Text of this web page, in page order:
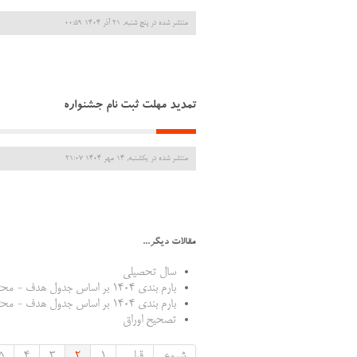
منتشر شده در پنج شنبه, 21 آذر 1404 00:59
تمدید مهلت ثبت نام جشنواره
منتشر شده در یکشنبه, 14 مهر 1404 21:07
مقالات دیگر...
سال تحصیلی
بارم بندی 1404 بر اساس جدول هدف - محتوا
بارم بندی 1404 بر اساس جدول هدف - محتوا
تصحیح اوراق